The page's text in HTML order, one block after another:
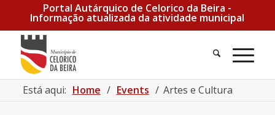
Portal Autárquico de Celorico da Beira -
Informação atualizada da atividade municipal
Pesquisa
Está aqui: Home / Events / Artes e Cultura